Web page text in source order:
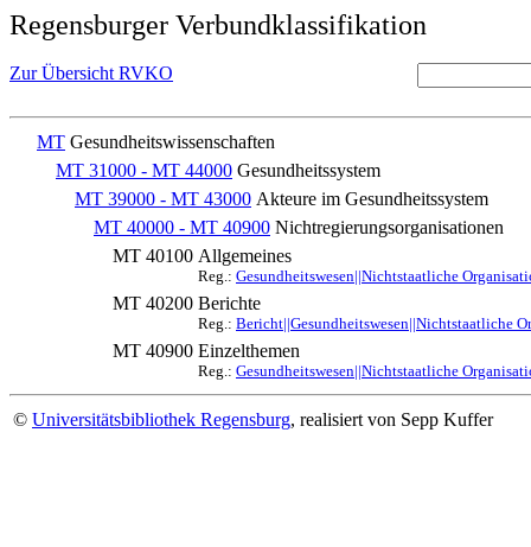
Regensburger Verbundklassifikation
Zur Übersicht RVKO
MT Gesundheitswissenschaften
MT 31000 - MT 44000 Gesundheitssystem
MT 39000 - MT 43000 Akteure im Gesundheitssystem
MT 40000 - MT 40900 Nichtregierungsorganisationen
MT 40100 Allgemeines
Reg.: Gesundheitswesen||Nichtstaatliche
MT 40200 Berichte
Reg.: Bericht||Gesundheitswesen||Nichtstaatliche
MT 40900 Einzelthemen
Reg.: Gesundheitswesen||Nichtstaatliche
© Universitätsbibliothek Regensburg, realisiert von Sepp Kuffer